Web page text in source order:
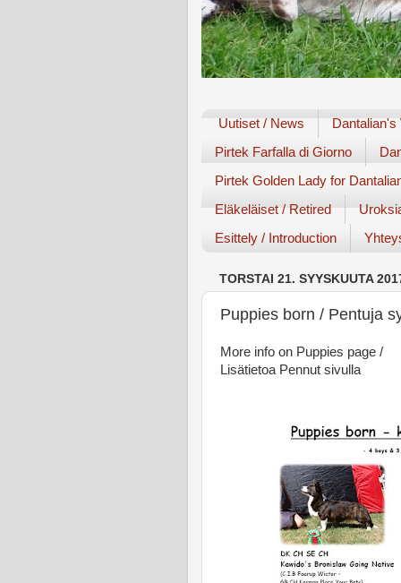
Uutiset / News
Dantalian's
Pirtek Farfalla di Giorno
Pirtek Golden Lady for
Eläkeläiset / Retired
Esittely / Introduction
TORSTAI 21. SYYSKUUTA
Puppies born / Pentuja
More info on Puppies page /
Lisätietoa Pennut sivulla